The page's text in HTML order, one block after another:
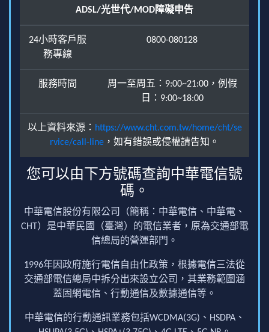
ADSL/光世代/MOD障礙申告
24小時客戶服
務專線
0800-080128
服務時間
周一至周五：9:00~21:00，例假
日：9:00~18:00
以上資料來源： https://www.cht.com.tw/home/cht/se
rvice/call-line ，如有錯誤或侵權請告知。
您可以由下方號碼查詢中華電信號
碼。
中華電信股份有限公司（簡稱：中華電信、中華電、
CHT）是中華民國（臺灣）的電信業者，原為交通部電
信總局的營運部門。
1996年因政府施行電信自由化政策，根據電信三法從
交通部電信總局中拆分出來設立公司，其業務範圍涵
蓋固網電信、行動通信及數據通信等。
中華電信的行動通訊業務包括WCDMA(3G)、HSDPA、